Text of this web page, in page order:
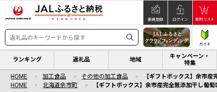
新規登録 ログイン 寄附リスト
ガイド
ランキング 返礼品 地域
キャンペーン・
特集
HOME 加工食品 その他の加工食品
【ギフトボックス】余市
HOME
北海道余市町 【ギフトボックス】余市産完全無添加干し葡